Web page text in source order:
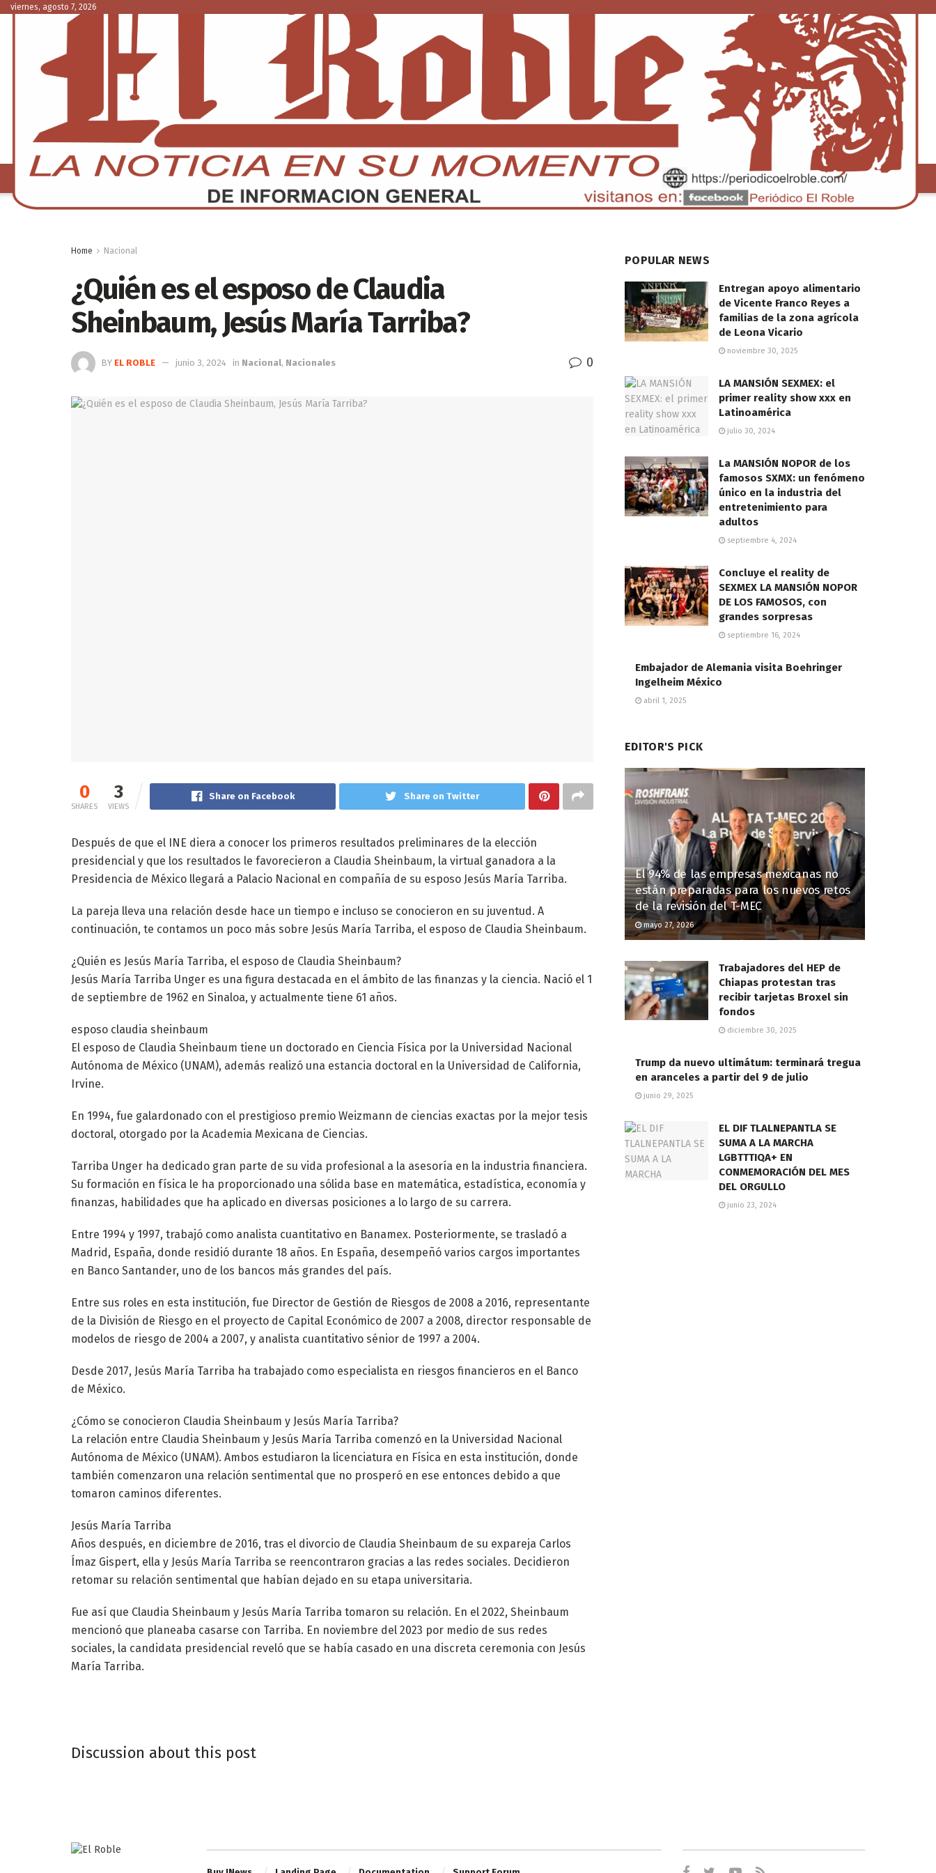
viernes, agosto 7, 2026
NACIONAL CDMX EDOMEX ECONOMÍA INTERNACIONAL DEPORTES TENDENCIA
Home Nacional
¿Quién es el esposo de Claudia
Sheinbaum, Jesús María Tarriba?
BY EL ROBLE junio 3, 2024 in Nacional, Nacionales 0
0
SHARES
3
VIEWS
Share on Facebook Share on Twitter
Después de que el INE diera a conocer los primeros resultados preliminares de la elección
presidencial y que los resultados le favorecieron a Claudia Sheinbaum, la virtual ganadora a la
Presidencia de México llegará a Palacio Nacional en compañía de su esposo Jesús María Tarriba.
La pareja lleva una relación desde hace un tiempo e incluso se conocieron en su juventud. A
continuación, te contamos un poco más sobre Jesús María Tarriba, el esposo de Claudia Sheinbaum.
¿Quién es Jesús María Tarriba, el esposo de Claudia Sheinbaum?
Jesús María Tarriba Unger es una figura destacada en el ámbito de las finanzas y la ciencia. Nació el 1
de septiembre de 1962 en Sinaloa, y actualmente tiene 61 años.
esposo claudia sheinbaum
El esposo de Claudia Sheinbaum tiene un doctorado en Ciencia Física por la Universidad Nacional
Autónoma de México (UNAM), además realizó una estancia doctoral en la Universidad de California,
Irvine.
En 1994, fue galardonado con el prestigioso premio Weizmann de ciencias exactas por la mejor tesis
doctoral, otorgado por la Academia Mexicana de Ciencias.
Tarriba Unger ha dedicado gran parte de su vida profesional a la asesoría en la industria financiera.
Su formación en física le ha proporcionado una sólida base en matemática, estadística, economía y
finanzas, habilidades que ha aplicado en diversas posiciones a lo largo de su carrera.
Entre 1994 y 1997, trabajó como analista cuantitativo en Banamex. Posteriormente, se trasladó a
Madrid, España, donde residió durante 18 años. En España, desempeñó varios cargos importantes
en Banco Santander, uno de los bancos más grandes del país.
Entre sus roles en esta institución, fue Director de Gestión de Riesgos de 2008 a 2016, representante
de la División de Riesgo en el proyecto de Capital Económico de 2007 a 2008, director responsable de
modelos de riesgo de 2004 a 2007, y analista cuantitativo sénior de 1997 a 2004.
Desde 2017, Jesús María Tarriba ha trabajado como especialista en riesgos financieros en el Banco
de México.
¿Cómo se conocieron Claudia Sheinbaum y Jesús María Tarriba?
La relación entre Claudia Sheinbaum y Jesús María Tarriba comenzó en la Universidad Nacional
Autónoma de México (UNAM). Ambos estudiaron la licenciatura en Física en esta institución, donde
también comenzaron una relación sentimental que no prosperó en ese entonces debido a que
tomaron caminos diferentes.
Jesús María Tarriba
Años después, en diciembre de 2016, tras el divorcio de Claudia Sheinbaum de su expareja Carlos
Ímaz Gispert, ella y Jesús María Tarriba se reencontraron gracias a las redes sociales. Decidieron
retomar su relación sentimental que habían dejado en su etapa universitaria.
Fue así que Claudia Sheinbaum y Jesús María Tarriba tomaron su relación. En el 2022, Sheinbaum
mencionó que planeaba casarse con Tarriba. En noviembre del 2023 por medio de sus redes
sociales, la candidata presidencial reveló que se había casado en una discreta ceremonia con Jesús
María Tarriba.
Discussion about this post
POPULAR NEWS
Entregan apoyo alimentario
de Vicente Franco Reyes a
familias de la zona agrícola
de Leona Vicario
noviembre 30, 2025
LA MANSIÓN SEXMEX: el
primer reality show xxx en
Latinoamérica
julio 30, 2024
La MANSIÓN NOPOR de los
famosos SXMX: un fenómeno
único en la industria del
entretenimiento para
adultos
septiembre 4, 2024
Concluye el reality de
SEXMEX LA MANSIÓN NOPOR
DE LOS FAMOSOS, con
grandes sorpresas
septiembre 16, 2024
Embajador de Alemania visita Boehringer
Ingelheim México
abril 1, 2025
EDITOR'S PICK
El 94% de las empresas mexicanas no
están preparadas para los nuevos retos
de la revisión del T-MEC
mayo 27, 2026
Trabajadores del HEP de
Chiapas protestan tras
recibir tarjetas Broxel sin
fondos
diciembre 30, 2025
Trump da nuevo ultimátum: terminará tregua
en aranceles a partir del 9 de julio
junio 29, 2025
EL DIF TLALNEPANTLA SE
SUMA A LA MARCHA
LGBTTTIQA+ EN
CONMEMORACIÓN DEL MES
DEL ORGULLO
junio 23, 2024